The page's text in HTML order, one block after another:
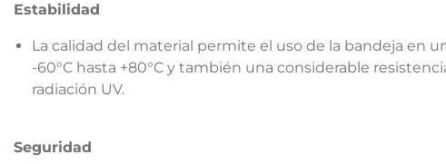
Estabilidad
La calidad del material permite el uso de la bandeja en
-60°C hasta +80°C y también una considerable
radiación UV.
Seguridad